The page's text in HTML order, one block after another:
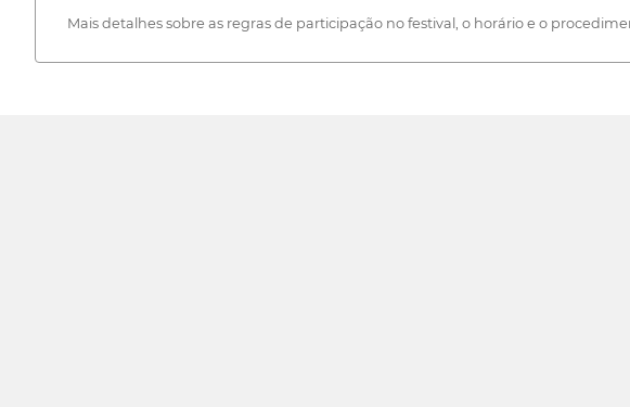
Mais detalhes sobre as regras de participação no festival, o horário e o